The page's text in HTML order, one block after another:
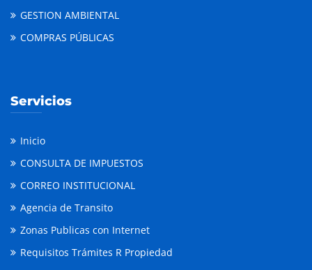
GESTION AMBIENTAL
COMPRAS PÚBLICAS
Servicios
Inicio
CONSULTA DE IMPUESTOS
CORREO INSTITUCIONAL
Agencia de Transito
Zonas Publicas con Internet
Requisitos Trámites R Propiedad